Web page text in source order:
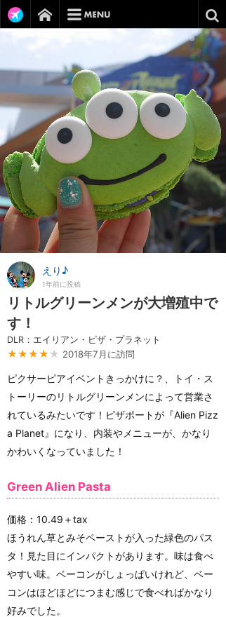
えり♪
1年前に投稿
リトルグリーンメンが大増殖中で
す！
DLR：エイリアン・ピザ・プラネット
★★★★ ★ 2018年7月に訪問
ピクサーピアイベントきっかけに？、トイ・ス
トーリーのリトルグリーンメンによって営業さ
れているみたいです！ピザポートが『Alien Pizz
a Planet』になり、内装やメニューが、かなり
かわいくなっていました！
Green Alien Pasta
価格：10.49＋tax
ほうれん草とみそペーストが入った緑色のパス
タ！見た目にインパクトがあります。味は食べ
やすい味。ベーコンがしょっぱいけれど、ベー
コンはほどほどにつまむ感じで食べればかなり
好みでした。